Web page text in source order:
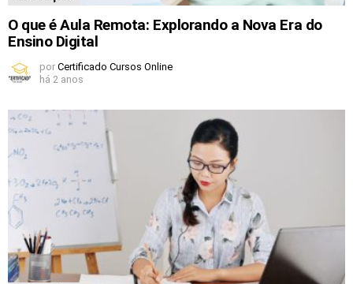
O que é Aula Remota: Explorando a Nova Era do
Ensino Digital
por Certificado Cursos Online
há 2 anos